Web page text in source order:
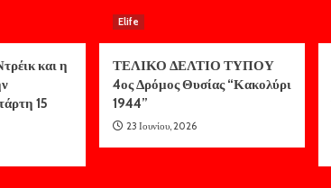
και η
15
Elife
ΤΕΛΙΚΟ ΔΕΛΤΙΟ ΤΥΠΟΥ
4ος Δρόμος Θυσίας “Κακολύρι
1944”
23 Ιουνίου, 2026